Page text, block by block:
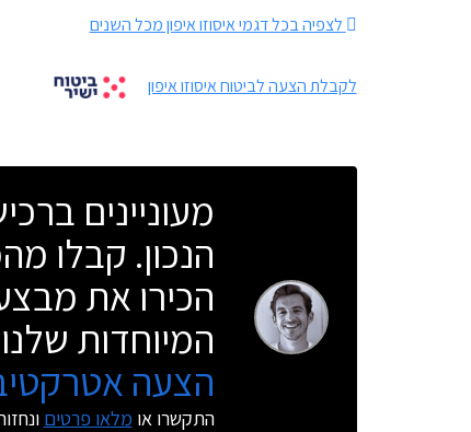
לצפיה בכל דגמי איסוזו איפון מכל השנים
לקבלת הצעה לביטוח איסוזו איפון
מעוניינים
הנכון. קבלו
הכירו את
המיוחדות
הצעה
התקשרו או מלאו פרטים